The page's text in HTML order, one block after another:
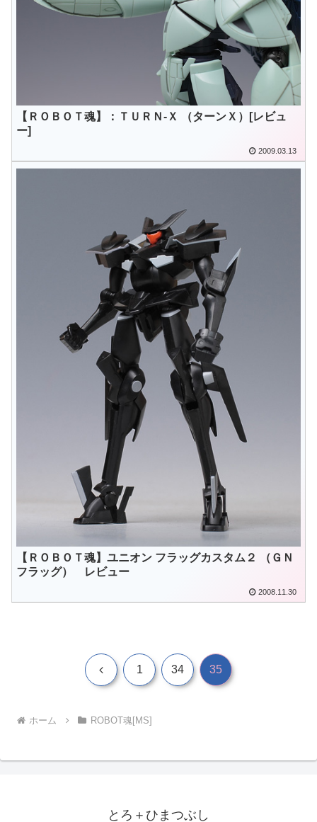
【ＲＯＢＯＴ魂】：ＴＵＲＮ‐Ｘ （ターンＸ）[レビュ
ー]
2009.03.13
【ＲＯＢＯＴ魂】ユニオン フラッグカスタム２ （ＧＮ
フラッグ） レビュー
2008.11.30
前 1 34 35
ホーム ROBOT魂[MS]
とろ＋ひまつぶし